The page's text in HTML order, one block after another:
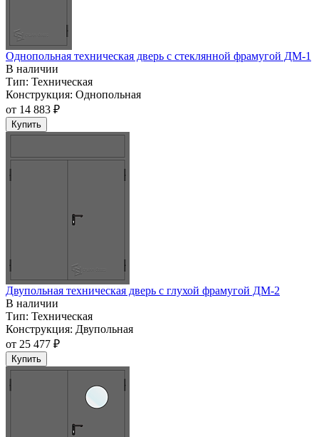
Однопольная техническая дверь c стеклянной фрамугой ДМ-1
В наличии
Тип: Техническая
Конструкция: Однопольная
от 14 883 ₽
Купить
Двупольная техническая дверь с глухой фрамугой ДМ-2
В наличии
Тип: Техническая
Конструкция: Двупольная
от 25 477 ₽
Купить